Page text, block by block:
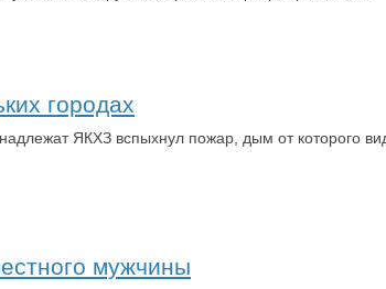
городах
ЯКХЗ вспыхнул пожар, дым от которого
мужчины